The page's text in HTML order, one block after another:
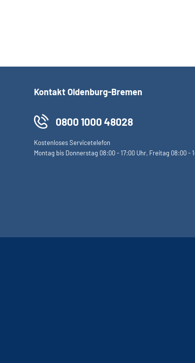
Kontakt Oldenburg-Bremen
0800 1000 48028
Kostenloses Servicetelefon
Montag bis Donnerstag 08:00 - 17:00 Uhr, Freitag 08:00 -